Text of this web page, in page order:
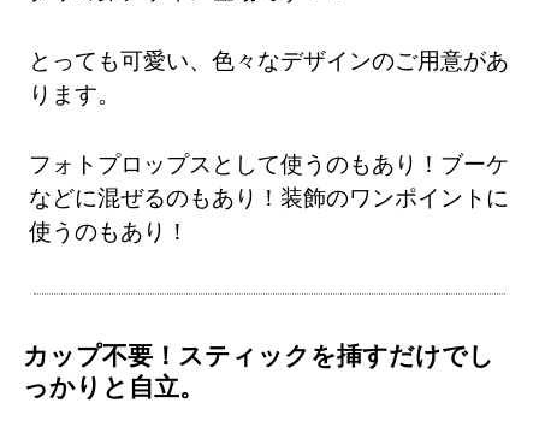
とっても可愛い、色々なデザインのご用意があ
ります。
フォトプロップスとして使うのもあり！ブーケ
などに混ぜるのもあり！装飾のワンポイントに
使うのもあり！
カップ不要！スティックを挿すだけでし
っかりと自立。